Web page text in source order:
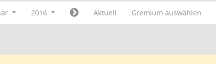
2016 Aktuell Gremium auswählen